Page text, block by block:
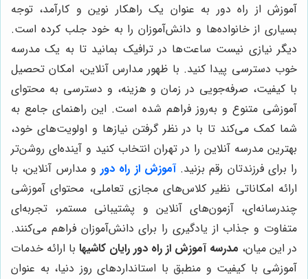
آموزش از راه دور به عنوان یک راهکار نوین و کارآمد، توجه
بسیاری از خانواده‌ها و دانش‌آموزان را به خود جلب کرده است.
دیگر نیازی نیست ساعت‌ها در ترافیک بمانید تا به یک مدرسه
خوب دسترسی پیدا کنید. با ظهور مدارس آنلاین، امکان تحصیل
با کیفیت، صرفه‌جویی در زمان و هزینه، و دسترسی به محتوای
آموزشی متنوع و به‌روز فراهم شده است. این راهنمای جامع به
شما کمک می‌کند تا با در نظر گرفتن نیازها و اولویت‌های خود،
بهترین مدرسه آنلاین را در تهران انتخاب کنید و آینده‌ای روشن‌تر
را برای فرزندتان رقم بزنید.آموزش از راه دور و مدارس آنلاین، با
ارائه امکاناتی نظیر کلاس‌های مجازی تعاملی، محتوای آموزشی
چندرسانه‌ای، آزمون‌های آنلاین و پشتیبانی مستمر، تجربه‌ای
متفاوت و جذاب از یادگیری را برای دانش‌آموزان فراهم می‌کنند.
در این میان، مدرسه آموزش از راه دور رایان کاشیها با ارائه خدمات
آموزشی با کیفیت و منطبق با استانداردهای روز دنیا، به عنوان